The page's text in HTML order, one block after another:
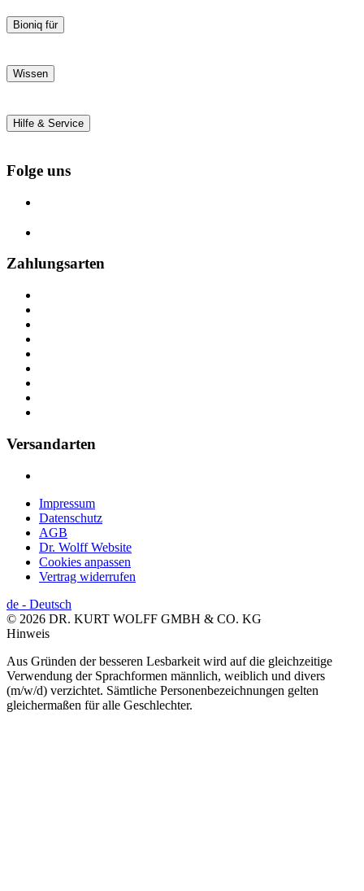
Bioniq für
tägliche Zahnschmelz-Reparatur
schmerzempfindliche Zähne
gesunde Zähne und gesundes Zahnfleisch
Alle Produkte
Wissen
Forschung
Studien
Hilfe & Service
Kontakt
Folge uns
Zahlungsarten
Versandarten
Impressum
Datenschutz
AGB
Dr. Wolff Website
Cookies anpassen
Vertrag widerrufen
de - Deutsch
© 2026 DR. KURT WOLFF GMBH & CO. KG
Hinweis
Aus Gründen der besseren Lesbarkeit wird auf die gleichzeitige
Verwendung der Sprachformen männlich, weiblich und divers
(m/w/d) verzichtet. Sämtliche Personenbezeichnungen gelten
gleichermaßen für alle Geschlechter.